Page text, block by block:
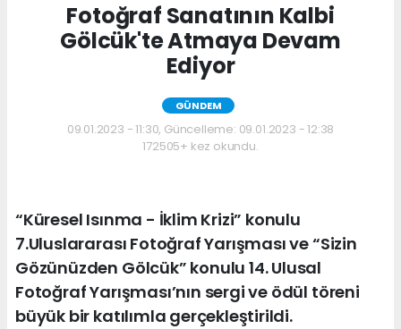
Fotoğraf Sanatının Kalbi
Gölcük'te Atmaya Devam
Ediyor
GÜNDEM
09.01.2023 - 11:30, Güncelleme: 09.01.2023 - 12:38
172505+ kez okundu.
“Küresel Isınma - İklim Krizi” konulu
7.Uluslararası Fotoğraf Yarışması ve “Sizin
Gözünüzden Gölcük” konulu 14. Ulusal
Fotoğraf Yarışması’nın sergi ve ödül töreni
büyük bir katılımla gerçekleştirildi.